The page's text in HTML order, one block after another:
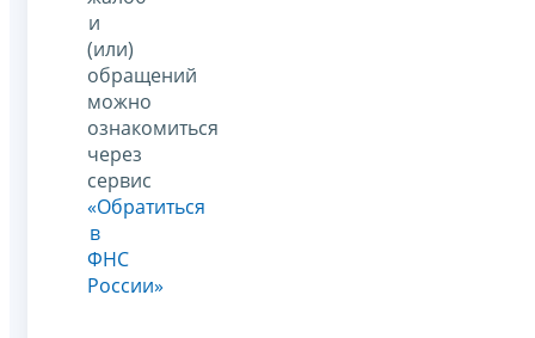
и
(или)
обращений
можно
ознакомиться
через
сервис
«Обратиться
в
ФНС
России»